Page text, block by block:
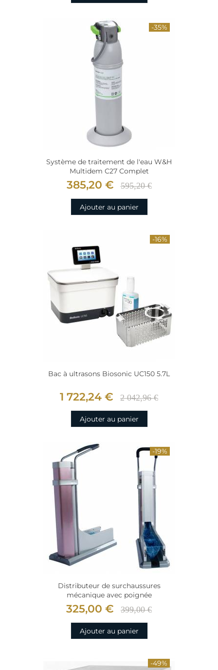
-35%
Système de traitement de l'eau W&H
Multidem C27 Complet
385,20 € 595,20 €
Ajouter au panier
-16%
Bac à ultrasons Biosonic UC150 5.7L
1 722,24 € 2 042,96 €
Ajouter au panier
-19%
Distributeur de surchaussures
mécanique avec poignée
325,00 € 399,00 €
Ajouter au panier
-49%